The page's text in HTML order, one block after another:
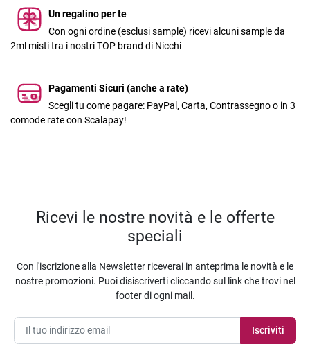
Un regalino per te
Con ogni ordine (esclusi sample) ricevi alcuni sample da
2ml misti tra i nostri TOP brand di Nicchi
Pagamenti Sicuri (anche a rate)
Scegli tu come pagare: PayPal, Carta, Contrassegno o in 3
comode rate con Scalapay!
Ricevi le nostre novità e le offerte
speciali
Con l'iscrizione alla Newsletter riceverai in anteprima le novità e le
nostre promozioni. Puoi disiscriverti cliccando sul link che trovi nel
footer di ogni mail.